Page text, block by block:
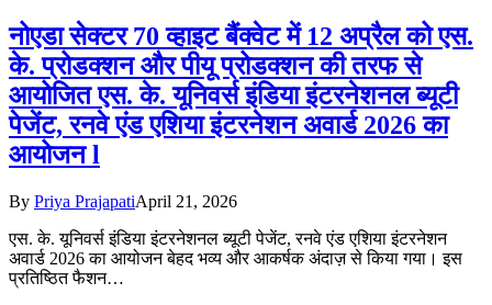
नोएडा सेक्टर 70 व्हाइट बैंक्वेट में 12 अप्रैल को एस.
के. प्रोडक्शन और पीयू प्रोडक्शन की तरफ से
आयोजित एस. के. यूनिवर्स इंडिया इंटरनेशनल ब्यूटी
पेजेंट, रनवे एंड एशिया इंटरनेशन अवार्ड 2026 का
आयोजन l
By Priya PrajapatiApril 21, 2026
एस. के. यूनिवर्स इंडिया इंटरनेशनल ब्यूटी पेजेंट, रनवे एंड एशिया इंटरनेशन
अवार्ड 2026 का आयोजन बेहद भव्य और आकर्षक अंदाज़ से किया गया। इस
प्रतिष्ठित फैशन…